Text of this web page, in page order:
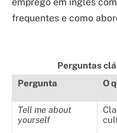
frequentes e como
Perguntas
Pergunta
O
Tell me about
yourself